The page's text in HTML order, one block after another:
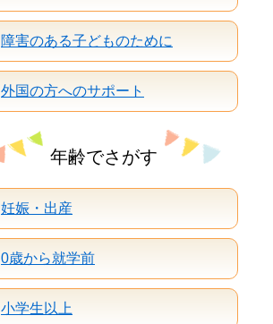
障害のある子どものために
外国の方へのサポート
年齢でさがす
妊娠・出産
0歳から就学前
小学生以上